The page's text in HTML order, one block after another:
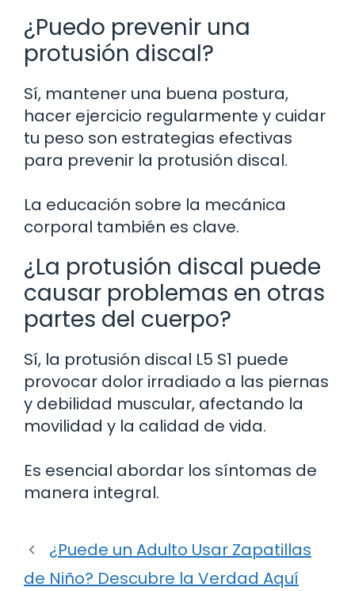
¿Puedo prevenir una
protusión discal?
Sí, mantener una buena postura,
hacer ejercicio regularmente y cuidar
tu peso son estrategias efectivas
para prevenir la protusión discal.
La educación sobre la mecánica
corporal también es clave.
¿La protusión discal puede
causar problemas en otras
partes del cuerpo?
Sí, la protusión discal L5 S1 puede
provocar dolor irradiado a las piernas
y debilidad muscular, afectando la
movilidad y la calidad de vida.
Es esencial abordar los síntomas de
manera integral.
¿Puede un Adulto Usar Zapatillas
de Niño? Descubre la Verdad Aquí